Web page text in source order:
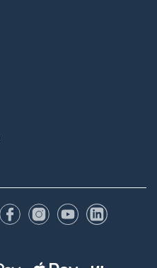
FacebookInstagram
YouTubeLinkedIn